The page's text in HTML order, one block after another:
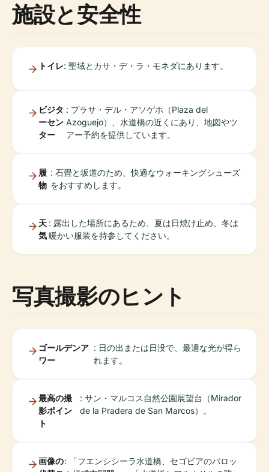
施設と安全性
トイレ: 聖域とカサ・デ・ラ・モネダにあります。
ビジタ
ーセン
ター
: プラサ・デル・アソゲホ（Plaza del
Azoguejo）、水道橋の近くにあり、地図やツ
アー予約を提供しています。
履
物
: 石畳と坂道のため、快適なウォーキングシューズ
をおすすめします。
天
気
: 露出した場所にあるため、夏は日焼け止め、冬は
暖かい服装を持参してください。
写真撮影のヒント
ゴールデンア
ワー
: 日の出または日没で、最適な光が得ら
れます。
最高の撮
影ポイン
ト
: サン・マルコス自然公園展望台（Mirador
de la Pradera de San Marcos）。
画像の: 「フエンシシーラ水道橋、セゴビアのバロッ